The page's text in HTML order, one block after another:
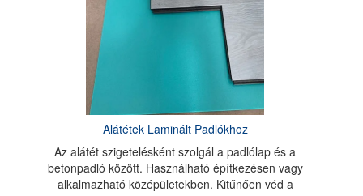
Alátétek Laminált Padlókhoz
Az alátét szigetelésként szolgál a padlólap és a
betonpadló között. Használható építkezésen vagy
alkalmazható középületekben. Kitűnően véd a